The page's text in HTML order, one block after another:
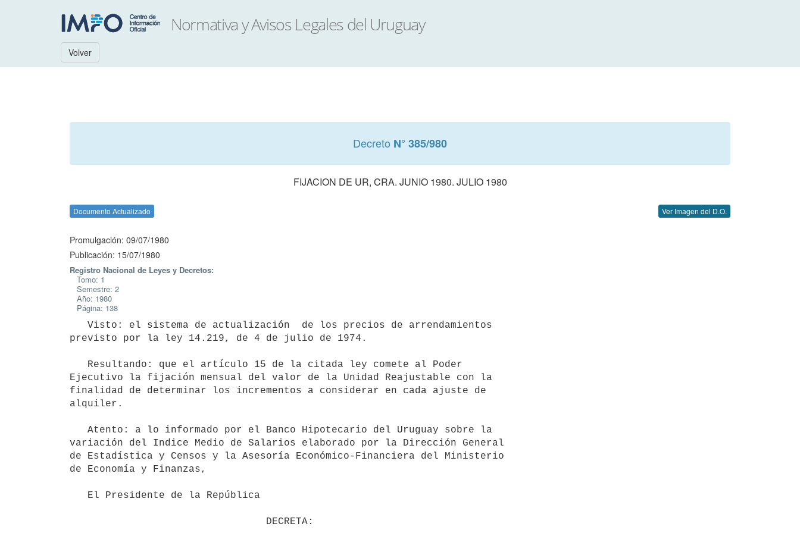
Volver
Decreto N° 385/980
FIJACION DE UR, CRA. JUNIO 1980. JULIO 1980
Documento Actualizado Ver Imagen del D.O.
Promulgación: 09/07/1980
Publicación: 15/07/1980
Registro Nacional de Leyes y Decretos:
Tomo: 1
Semestre: 2
Año: 1980
Página: 138
previsto por la ley 14.219, de 4 de julio de 1974.
Ejecutivo la fijación mensual del valor de la Unidad Reajustable con la
finalidad de determinar los incrementos a considerar en cada ajuste de
alquiler.
variación del Indice Medio de Salarios elaborado por la Dirección General
de Estadística y Censos y la Asesoría Económico-Financiera del Ministerio
de Economía y Finanzas,